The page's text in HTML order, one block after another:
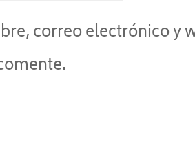
correo electrónico y